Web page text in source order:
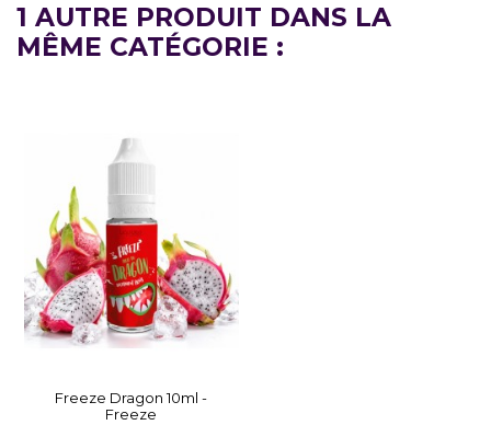
1 AUTRE PRODUIT DANS LA
MÊME CATÉGORIE :
Freeze Dragon 10ml -
Freeze